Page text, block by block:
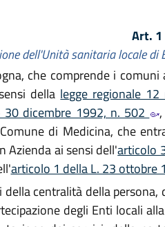
Art. 1
dell'Unità sanitaria locale di
che comprende i
della legge regionale
30 dicembre 1992, n. 502
di Medicina, che
Azienda ai sensi dell'articolo
articolo 1 della L. 23 ottobre
centralità della
degli Enti locali